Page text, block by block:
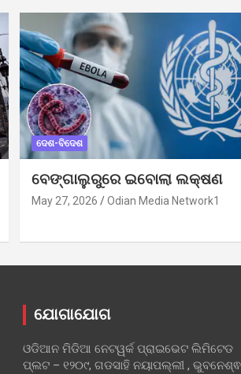
ଦେଶ-ବିଦେଶ
ବେଙ୍ଗାଲୁରୁରେ ଇବୋଲା ଲକ୍ଷଣ
May 27, 2026 Odian Media Network1
ଯୋଗାଯୋଗ
ଓଡିଆନ ମିଡିଆ ନେଟୱର୍କ ପ୍ରାଇଭେଟ ଲିମିଟେଡ
ପ୍ଲଟ – ୧୨୦୯, ଗଡସାହି ନୟାପଲ୍ଲୀ ,